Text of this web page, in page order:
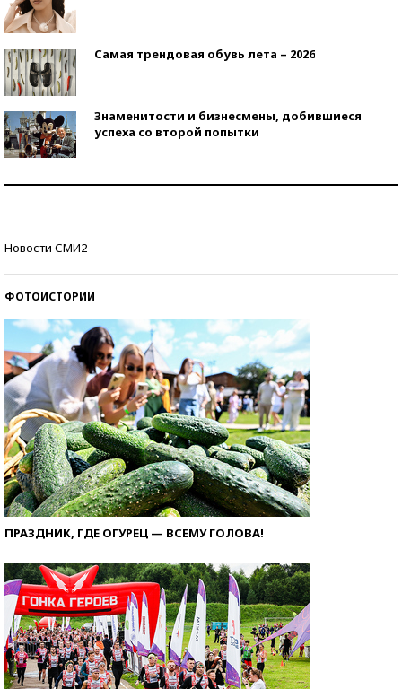
Самая трендовая обувь лета – 2026
Знаменитости и бизнесмены, добившиеся
успеха со второй попытки
Новости СМИ2
ФОТОИСТОРИИ
ПРАЗДНИК, ГДЕ ОГУРЕЦ — ВСЕМУ ГОЛОВА!